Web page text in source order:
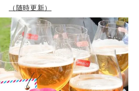
（随時更新）